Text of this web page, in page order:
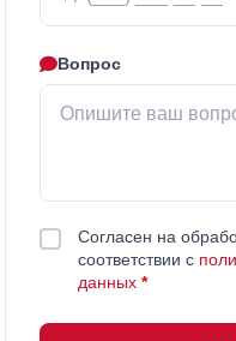
Вопрос
Согласен на
соответствии с
данных *